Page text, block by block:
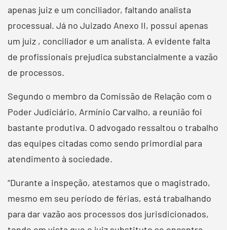
apenas juiz e um conciliador, faltando analista
processual. Já no Juizado Anexo II, possui apenas
um juiz , conciliador e um analista. A evidente falta
de profissionais prejudica substancialmente a vazão
de processos.
Segundo o membro da Comissão de Relação com o
Poder Judiciário, Armínio Carvalho, a reunião foi
bastante produtiva. O advogado ressaltou o trabalho
das equipes citadas como sendo primordial para
atendimento à sociedade.
“Durante a inspeção, atestamos que o magistrado,
mesmo em seu período de férias, está trabalhando
para dar vazão aos processos dos jurisdicionados,